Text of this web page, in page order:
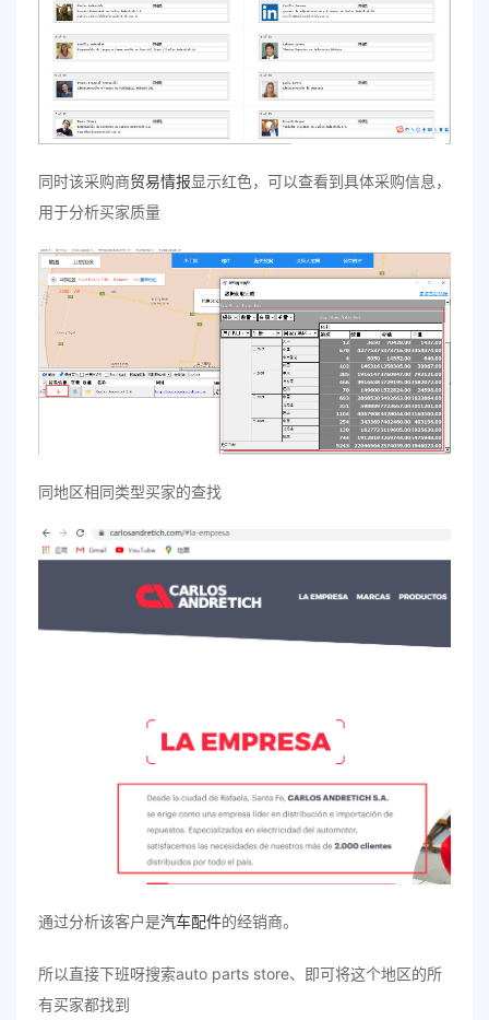
同时该采购商贸易情报显示红色，可以查看到具体采购信息，
用于分析买家质量
同地区相同类型买家的查找
通过分析该客户是汽车配件的经销商。
所以直接下班呀搜索auto parts store、即可将这个地区的所
有买家都找到